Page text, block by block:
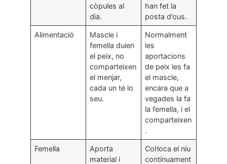
còpules al
dia.
han fet la
posta d’ous.
Alimentació
Mascle i
femella duien
el peix, no
comparteixen
el menjar,
cada un té lo
seu.
Normalment
les
aportacions
de peix les fa
el mascle,
encara que a
vegades la fa
la femella, i el
comparteixen
.
Femella
Aporta
material i
Col·loca el niu
contínuament